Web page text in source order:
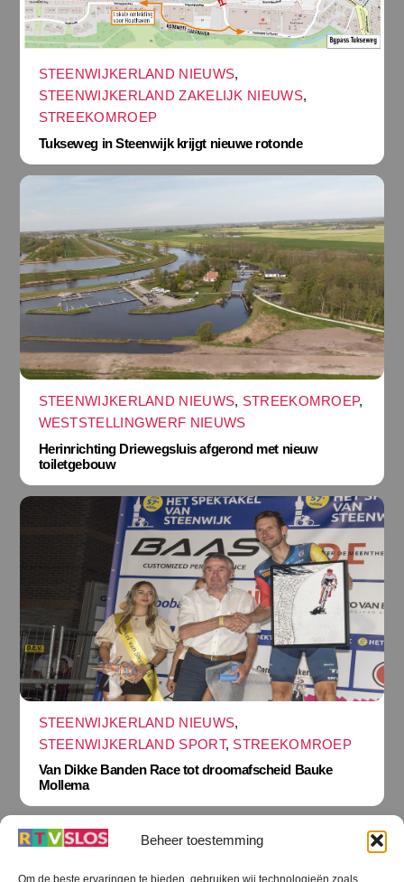
Beheer toestemming
Om de beste ervaringen te bieden, gebruiken wij technologieën zoals
STEENWIJKERLAND NIEUWS,
STEENWIJKERLAND ZAKELIJK NIEUWS,
STREEKOMROEP
Tukseweg in Steenwijk krijgt nieuwe rotonde
STEENWIJKERLAND NIEUWS, STREEKOMROEP,
WESTSTELLINGWERF NIEUWS
Herinrichting Driewegsluis afgerond met nieuw
toiletgebouw
STEENWIJKERLAND NIEUWS,
STEENWIJKERLAND SPORT, STREEKOMROEP
Van Dikke Banden Race tot droomafscheid Bauke
Mollema